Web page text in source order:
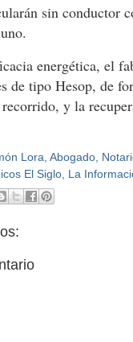
sin conductor
energética, el
de tipo Hesop, de
y la
Lora, Abogado,
El Siglo, La